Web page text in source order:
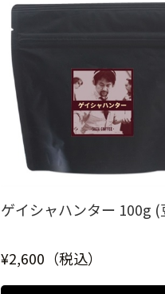
ゲイシャハンター 100g (
¥2,600（税込）